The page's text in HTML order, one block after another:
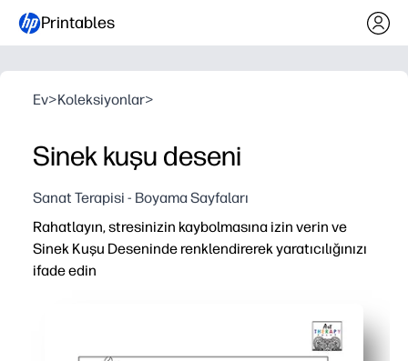
Printables
Ev>Koleksiyonlar>
Sinek kuşu deseni
Sanat Terapisi - Boyama Sayfaları
Rahatlayın, stresinizin kaybolmasına izin verin ve
Sinek Kuşu Deseninde renklendirerek yaratıcılığınızı
ifade edin
Sakinleştirici, ekransız bir mola verir - beyin molaları